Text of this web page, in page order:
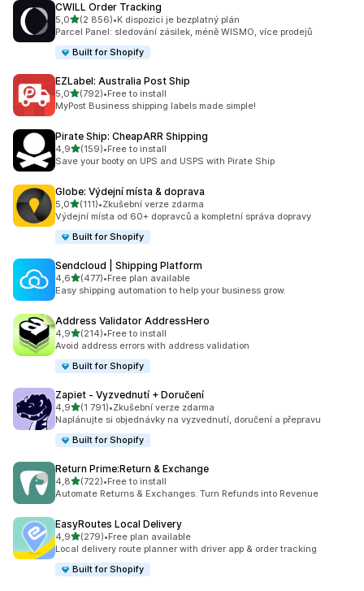
CWILL Order Tracking
5,0z 5 hvězd
(2 856)
Celkový počet recenzí: 2856
•K dispozici je bezplatný plán
Parcel Panel: sledování zásilek, méně WISMO, více prodejů
Built for Shopify
EZLabel: Australia Post Ship
5,0z 5 hvězd
(792)
Celkový počet recenzí: 792
•Free to install
MyPost Business shipping labels made simple!
Pirate Ship: CheapARR Shipping
4,9z 5 hvězd
(159)
Celkový počet recenzí: 159
•Free to install
Save your booty on UPS and USPS with Pirate Ship
Globe: Výdejní místa & doprava
5,0z 5 hvězd
(111)
Celkový počet recenzí: 111
•Zkušební verze zdarma
Výdejní místa od 60+ dopravců a kompletní správa dopravy
Built for Shopify
Sendcloud | Shipping Platform
4,6z 5 hvězd
(477)
Celkový počet recenzí: 477
•Free plan available
Easy shipping automation to help your business grow.
Address Validator AddressHero
4,9z 5 hvězd
(214)
Celkový počet recenzí: 214
•Free to install
Avoid address errors with address validation
Built for Shopify
Zapiet ‑ Vyzvednutí + Doručení
4,9z 5 hvězd
(1 791)
Celkový počet recenzí: 1791
•Zkušební verze zdarma
Naplánujte si objednávky na vyzvednutí, doručení a přepravu
Built for Shopify
Return Prime:Return & Exchange
4,8z 5 hvězd
(722)
Celkový počet recenzí: 722
•Free to install
Automate Returns & Exchanges. Turn Refunds into Revenue
EasyRoutes Local Delivery
4,9z 5 hvězd
(279)
Celkový počet recenzí: 279
•Free plan available
Local delivery route planner with driver app & order tracking
Built for Shopify